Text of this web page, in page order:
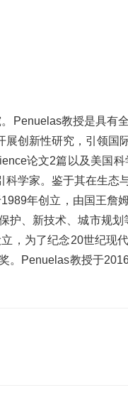
Penuelas教授是具有
创新性研究，引领国
论文2篇以及美国
学家。鉴于其在生态
年创立，由国王詹
护、新技术、城市规
，为了纪念20世纪现
。Penuelas教授于